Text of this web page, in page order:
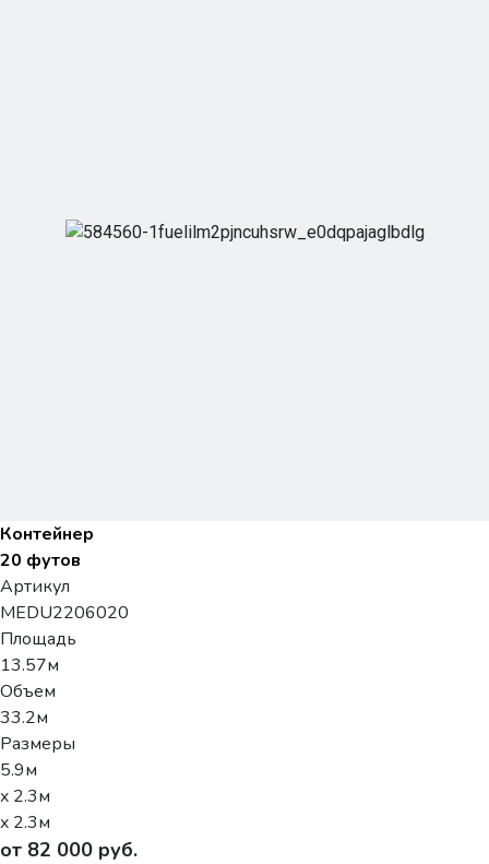
Контейнер
20 футов
Артикул
MEDU2206020
Площадь
13.57м
Объем
33.2м
Размеры
5.9м
x 2.3м
x 2.3м
от 82 000 руб.